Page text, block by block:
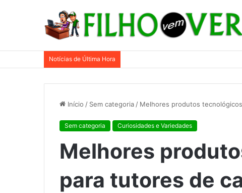
Notícias de Última Hora
Início / Sem categoria / Melhores produtos
Sem categoria Curiosidades e Variedades
Melhores
para tutores de